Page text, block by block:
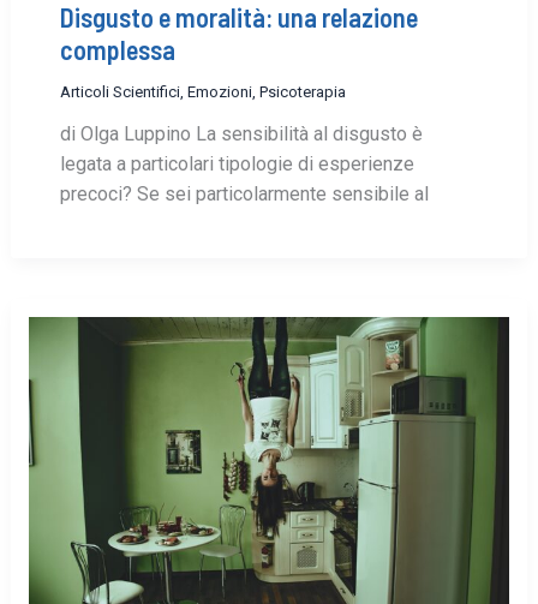
Disgusto e moralità: una relazione
complessa
Articoli Scientifici, Emozioni, Psicoterapia
di Olga Luppino La sensibilità al disgusto è
legata a particolari tipologie di esperienze
precoci? Se sei particolarmente sensibile al